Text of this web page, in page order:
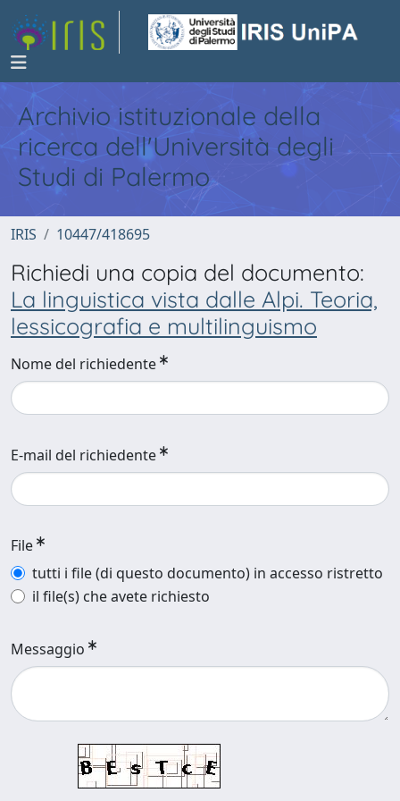
Archivio istituzionale della
ricerca dell'Università degli
Studi di Palermo
IRIS 10447/418695
Richiedi una copia del documento:
La linguistica vista dalle Alpi. Teoria,
lessicografia e multilinguismo
Nome del richiedente
E-mail del richiedente
File
tutti i file (di questo documento) in accesso ristretto
il file(s) che avete richiesto
Messaggio